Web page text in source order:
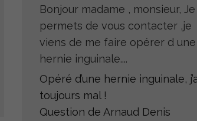
Bonjour madame , monsieur,
permets de vous contacter ,je
viens de me faire opérer d une
hernie inguinale....
Opéré d’une hernie inguinale,
toujours mal !
Question de Arnaud Denis